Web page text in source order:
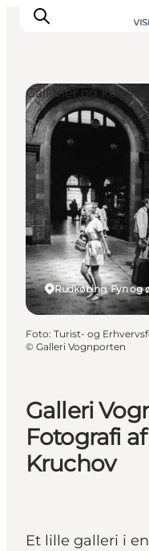
Oplevelser
Byer og øer
Outdoor
Overnatning
Planlæg ferie
Galleri
Fotografi
Kruchov
Et lille galleri i
Rudkøbing, Fyn og
Gallerier og
Foto: Turist- og
© Galleri Vognporten